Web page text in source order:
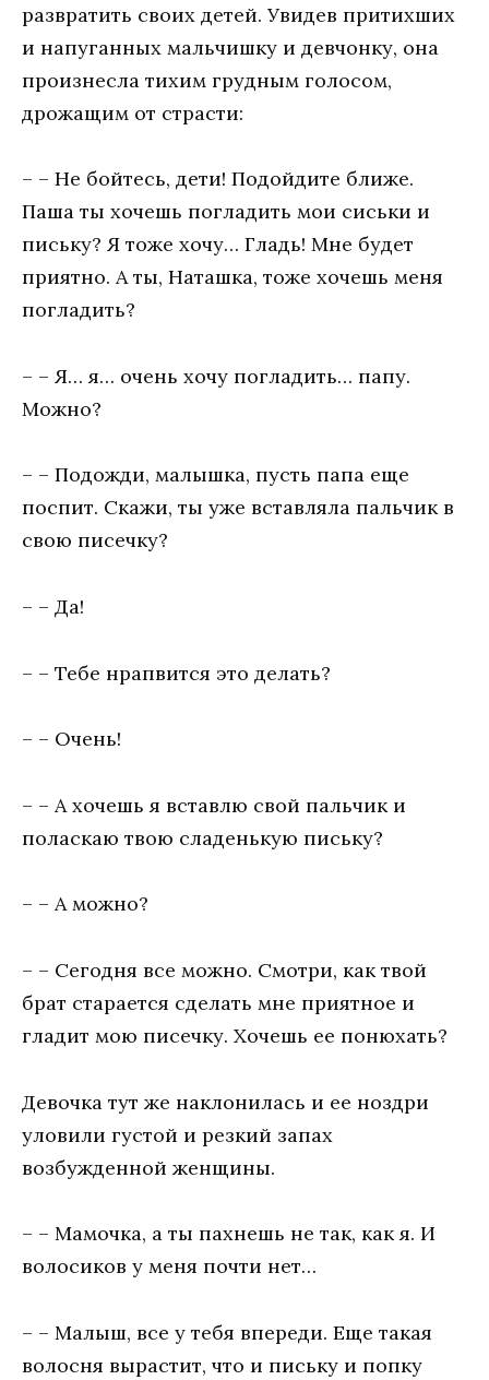
развратить своих детей. Увидев притихших
и напуганных мальчишку и девчонку, она
произнесла тихим грудным голосом,
дрожащим от страсти:
– – Не бойтесь, дети! Подойдите ближе.
Паша ты хочешь погладить мои сиськи и
письку? Я тоже хочу… Гладь! Мне будет
приятно. А ты, Наташка, тоже хочешь меня
погладить?
– – Я… я… очень хочу погладить… папу.
Можно?
– – Подожди, малышка, пусть папа еще
поспит. Скажи, ты уже вставляла пальчик в
свою писечку?
– – Да!
– – Тебе нрапвится это делать?
– – Очень!
– – А хочешь я вставлю свой пальчик и
поласкаю твою сладенькую письку?
– – А можно?
– – Сегодня все можно. Смотри, как твой
брат старается сделать мне приятное и
гладит мою писечку. Хочешь ее понюхать?
Девочка тут же наклонилась и ее ноздри
уловили густой и резкий запах
возбужденной женщины.
– – Мамочка, а ты пахнешь не так, как я. И
волосиков у меня почти нет…
– – Малыш, все у тебя впереди. Еще такая
волосня вырастит, что и письку и попку